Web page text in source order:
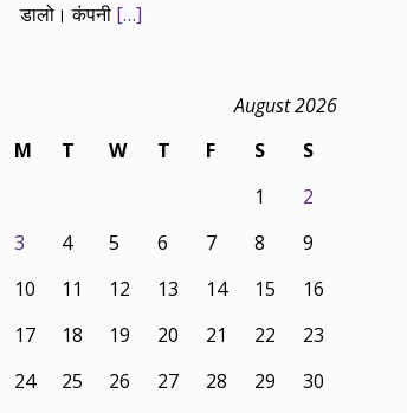
डालो। कंपनी […]
August 2026
M
T W T F S
S
1
2
3
4 5 6 7 8
9
10
11 12 13 14 15
16
17
18 19 20 21 22
23
24
25 26 27 28 29
30